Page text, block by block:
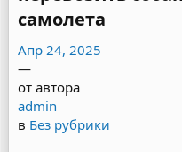
самолета​
Апр 24, 2025
—
от автора
admin
в Без рубрики